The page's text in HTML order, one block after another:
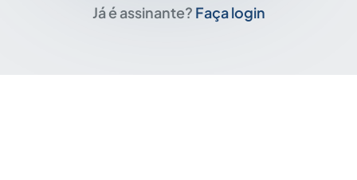
Já é assinante? Faça login